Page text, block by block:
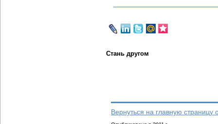
Стань другом
Вернуться на главную страницу